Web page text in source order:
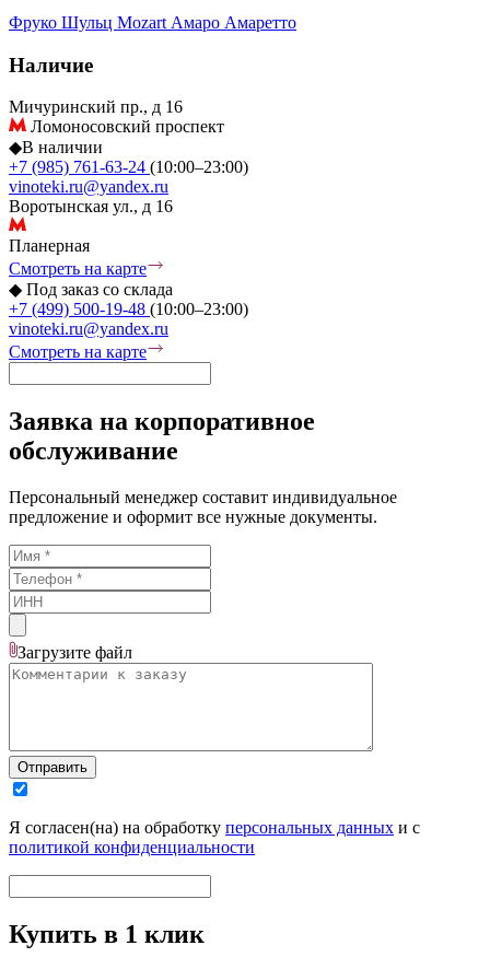
Фруко Шульц Mozart Амаро Амаретто
Наличие
Мичуринский пр., д 16
Ломоносовский проспект
◆В наличии
+7 (985) 761-63-24 (10:00–23:00)
vinoteki.ru@yandex.ru
Воротынская ул., д 16
Планерная
Смотреть на карте
◆ Под заказ со склада
+7 (499) 500-19-48 (10:00–23:00)
vinoteki.ru@yandex.ru
Смотреть на карте
Заявка на корпоративное
обслуживание
Персональный менеджер составит индивидуальное
предложение и оформит все нужные документы.
Загрузите файл
Отправить
Я согласен(на) на обработку персональных данных и с
политикой конфиденциальности
Купить в 1 клик